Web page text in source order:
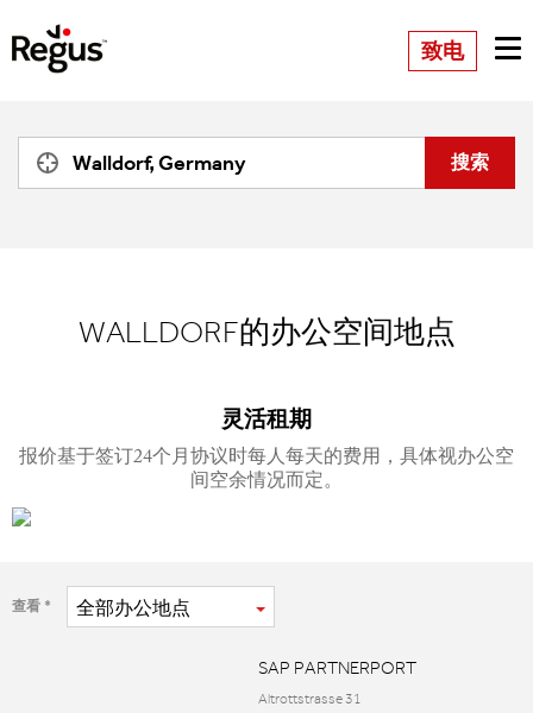
致电
WALLDORF的办公空间地点
灵活租期
报价基于签订24个月协议时每人每天的费用，具体视办公空
间空余情况而定。
查看 全部办公地点
SAP PARTNERPORT
Altrottstrasse 31